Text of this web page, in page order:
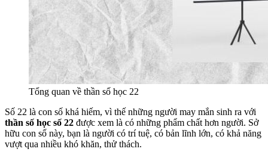
Tổng quan về thần số học 22
Số 22 là con số khá hiếm, vì thế những người may mắn sinh ra với
thần số học số 22 được xem là có những phẩm chất hơn người. Sở
hữu con số này, bạn là người có trí tuệ, có bản lĩnh lớn, có khả năng
vượt qua nhiều khó khăn, thử thách.